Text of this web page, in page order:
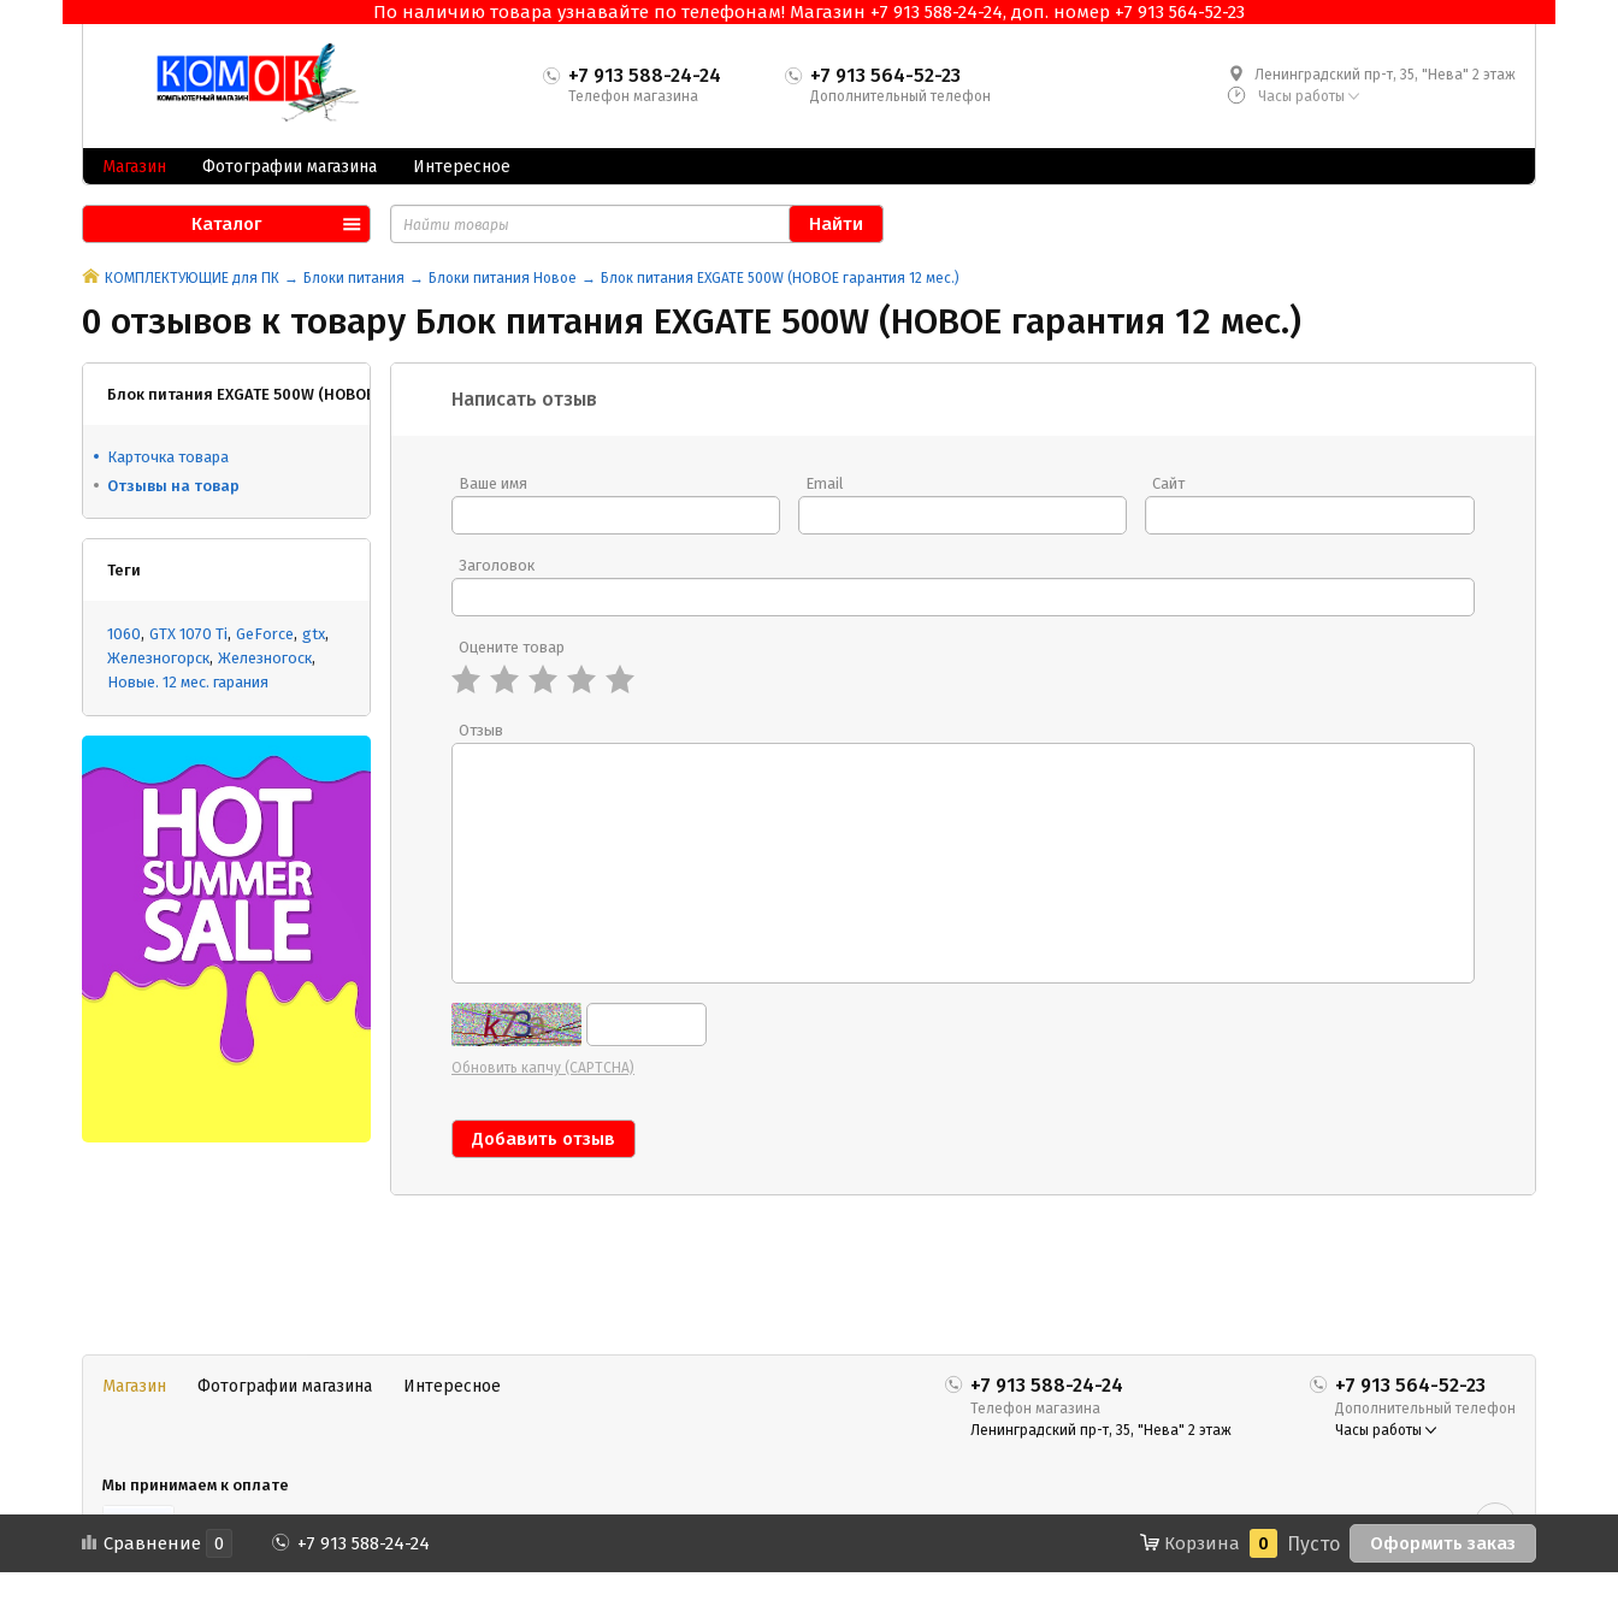
По наличию товара узнавайте по телефонам! Магазин +7 913 588-24-24, доп. номер +7 913 564-52-23
+7 913 588-24-24
Телефон магазина
+7 913 564-52-23
Дополнительный телефон
Ленинградский пр-т, 35, "Нева" 2 этаж
Часы работы
Магазин Фотографии магазина Интересное
Каталог
КОМПЛЕКТУЮЩИЕ для ПК Блоки питания Блоки питания Новое Блок питания EXGATE 500W (НОВОЕ гарантия 12 мес.)
0 отзывов к товару Блок питания EXGATE 500W (НОВОЕ гарантия 12 мес.)
Блок питания EXGATE 500W (НОВОЕ гарантия 12 мес.)
Карточка товара
Отзывы на товар
Теги
1060 GTX 1070 Ti GeForce gtx
Железногорск Железногоск
Новые. 12 мес. гарания
Написать отзыв
Ваше имя Email Сайт
Заголовок
Оцените товар
Отзыв
Обновить капчу (CAPTCHA)
Магазин Фотографии магазина Интересное +7 913 588-24-24
Телефон магазина
Ленинградский пр-т, 35, "Нева" 2 этаж
+7 913 564-52-23
Дополнительный телефон
Часы работы
Мы принимаем к оплате
Сравнение 0 +7 913 588-24-24 Корзина 0 Пусто Оформить заказ